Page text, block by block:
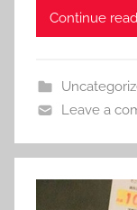
Continue
Leave a